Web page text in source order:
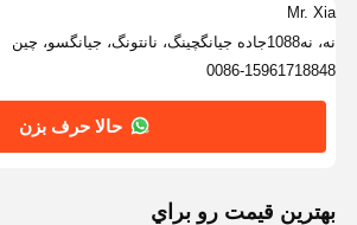
Mr. Xia
نه، نه1088جاده جيانگچينگ، نانتونگ، جيانگسو، چين
0086-15961718848
حالا حرف بزن
بهترين قيمت رو براي